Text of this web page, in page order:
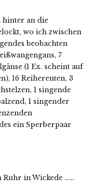
hinter an die
wo ich zwischen
beobachten
7
(1 Ex. scheint auf
16 Reiherenten, 3
1 singende
1 singender
ein Sperberpaar
in Wickede ……